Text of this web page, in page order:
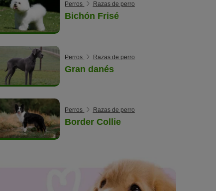
Perros Razas de perro
Bichón Frisé
Perros Razas de perro
Gran danés
Perros Razas de perro
Border Collie